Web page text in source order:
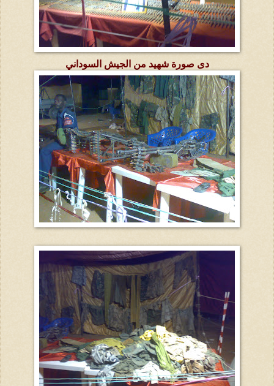
دى صورة شهيد من الجيش السوداني